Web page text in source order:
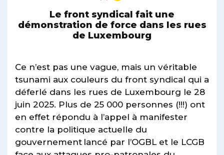
Le front syndical fait une
démonstration de force dans les rues
de Luxembourg
Ce n’est pas une vague, mais un véritable
tsunami aux couleurs du front syndical qui a
déferlé dans les rues de Luxembourg le 28
juin 2025. Plus de 25 000 personnes (!!!) ont
en effet répondu à l’appel à manifester
contre la politique actuelle du
gouvernement lancé par l’OGBL et le LCGB